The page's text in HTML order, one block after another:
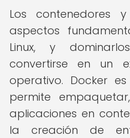
Los contenedores
aspectos
Linux, y
convertirse en un
operativo. Docker
permite
aplicaciones en
la creación de